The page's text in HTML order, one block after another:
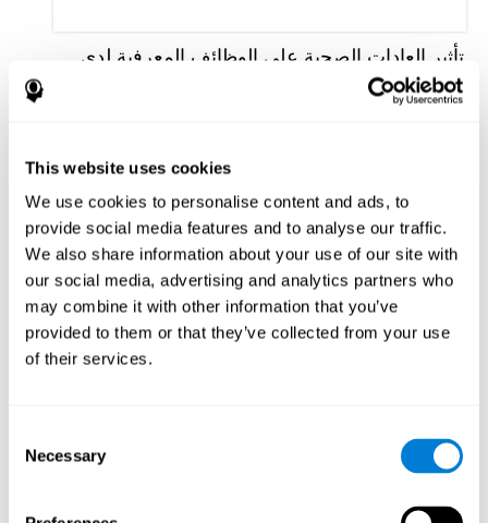
This website uses cookies
We use cookies to personalise content and ads, to
provide social media features and to analyse our traffic.
We also share information about your use of our site with
our social media, advertising and analytics partners who
may combine it with other information that you’ve
provided to them or that they’ve collected from your use
of their services.
Selection
Necessary
تأثير العادات الصحية على الوظائف المعرفية لدى
مجموعة من مرضى غسيل الكلى
Olczyk, P., Jerzak, P., Letachowicz, K., Gołębiowski, T.,
Patients. Journal Of Clinical Medicine, 12(5), 2042.
انظر النص الكامل للمقالة
Rocabado, F., González Alonso, J., & Duñabeitia, J. A. (2022).
Environment Context Variability and Incidental Word Learning: A
Virtual Reality Study. Brain Sciences, 12(11), 1516.